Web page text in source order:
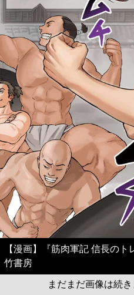
【漫画】『筋肉軍記 信長の
竹書房
まだまだ画像は続き